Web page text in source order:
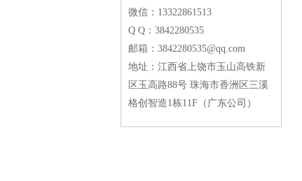
微信：13322861513
Q Q：3842280535
邮箱：3842280535@qq.com
地址：江西省上饶市玉山高铁新
区玉高路88号 珠海市香洲区三溪
格创智造1栋11F（广东公司）